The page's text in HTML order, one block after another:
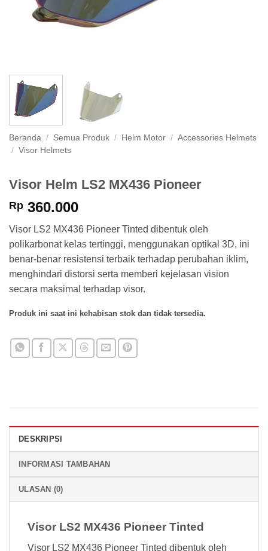
Beranda / Semua Produk / Helm Motor / Accessories Helmets
/ Visor Helmets
Visor Helm LS2 MX436 Pioneer
Rp 360.000
Visor LS2 MX436 Pioneer Tinted dibentuk oleh
polikarbonat kelas tertinggi, menggunakan optikal 3D, ini
benar-benar resistensi terbaik terhadap perubahan iklim,
menghindari distorsi serta memberi kejelasan vision
secara maksimal terhadap visor.
Produk ini saat ini kehabisan stok dan tidak tersedia.
DESKRIPSI
INFORMASI TAMBAHAN
ULASAN (0)
Visor LS2 MX436 Pioneer Tinted
Visor LS2 MX436 Pioneer Tinted dibentuk oleh